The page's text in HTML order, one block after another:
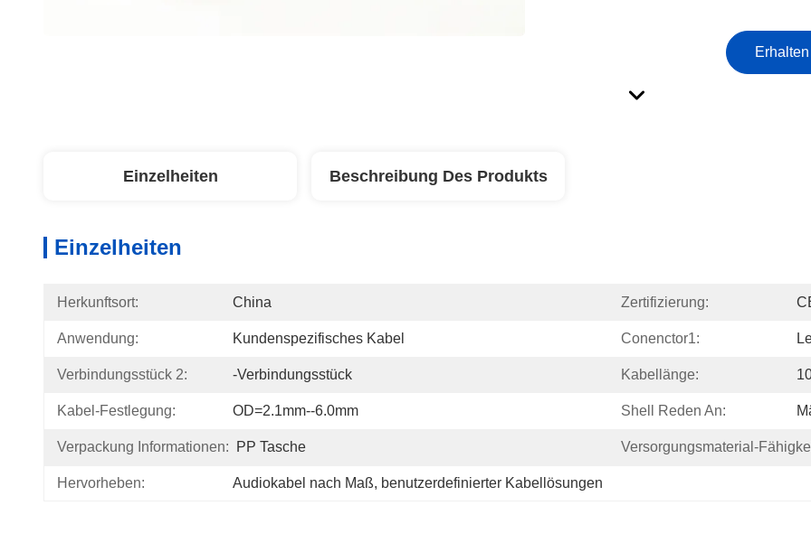
Einzelheiten Beschreibung Des Produkts
Einzelheiten
Herkunftsort: China Zertifizierung:
Anwendung: Kundenspezifisches Kabel Conenctor1:
Verbindungsstück 2: -Verbindungsstück Kabellänge:
Kabel-Festlegung: OD=2.1mm--6.0mm Shell Reden An:
Verpackung Informationen: PP Tasche Versorgungsmaterial-
Hervorheben: Audiokabel nach Maß, benutzerdefinierter Kabellösungen